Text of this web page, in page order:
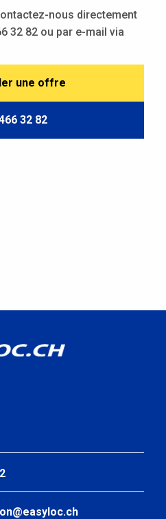
nous directement
32 82 ou par e-mail via
une offre
32 82